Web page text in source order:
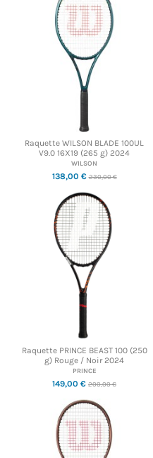
Raquette WILSON BLADE 100UL
V9.0 16X19 (265 g) 2024
WILSON
138,00 €230,00 €
Raquette PRINCE BEAST 100 (250
g) Rouge / Noir 2024
PRINCE
149,00 € 200,00 €